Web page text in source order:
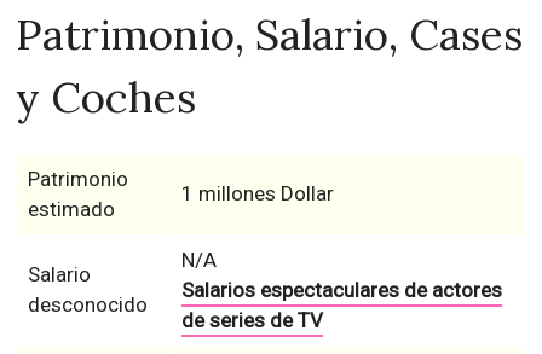
Patrimonio, Salario, Cases
y Coches
Patrimonio
estimado
1 millones Dollar
Salario
desconocido
N/A
Salarios espectaculares de actores
de series de TV